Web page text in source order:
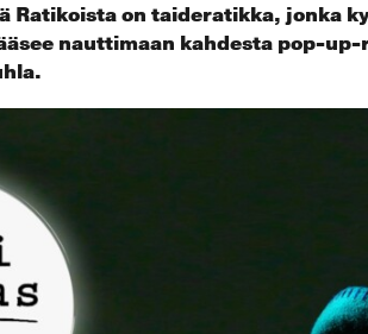
Ratikoista on taideratikka, jonka
nauttimaan kahdesta pop-